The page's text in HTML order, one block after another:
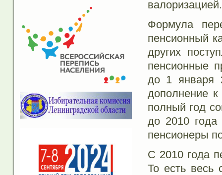
валоризацией.
Формула
пенсионный
других
пенсионные
до 1 января
дополнение
полный год
до 2010 года
пенсионеры
С 2010 года
То есть весь